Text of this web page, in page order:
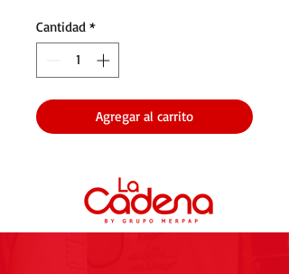
Cantidad *
Agregar al carrito